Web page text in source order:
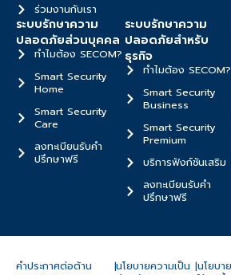
ร่วมงานกับเรา
ระบบรักษาความ
ปลอดภัยส่วนบุคคล
ทำไมต้อง SECOM?
Smart Security
Home
Smart Security
Care
ลงทะเบียนรับคำ
ปรึกษาฟรี
ระบบรักษาความ
ปลอดภัยสำหรับ
ธุรกิจ
ทำไมต้อง SECOM?
Smart Security
Business
Smart Security
Premium
บริการฟังก์ชันเสริม
ลงทะเบียนรับคำ
ปรึกษาฟรี
คำประกาศต่อต้าน
|นโยบายความเป็น |นโยบา